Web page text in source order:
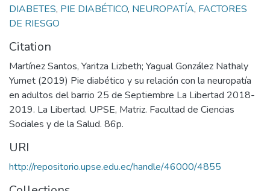
DIABETES, PIE DIABÉTICO, NEUROPATÍA, FACTORES
DE RIESGO
Citation
Martínez Santos, Yaritza Lizbeth; Yagual González Nathaly
Yumet (2019) Pie diabético y su relación con la neuropatía
en adultos del barrio 25 de Septiembre La Libertad 2018-
2019. La Libertad. UPSE, Matriz. Facultad de Ciencias
Sociales y de la Salud. 86p.
URI
http://repositorio.upse.edu.ec/handle/46000/4855